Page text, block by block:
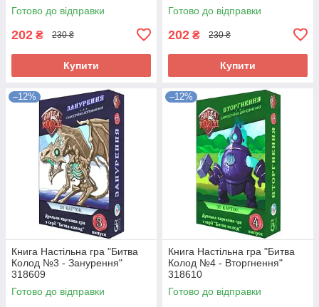
Готово до відправки
202 ₴ 230 ₴
Купити
Готово до відправки
202 ₴ 230 ₴
Купити
–12%
Книга Настільна гра "Битва
Колод №3 - Занурення"
318609
Готово до відправки
–12%
Книга Настільна гра "Битва
Колод №4 - Вторгнення"
318610
Готово до відправки